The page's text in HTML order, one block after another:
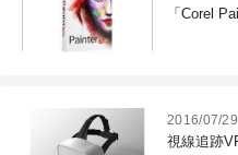
「Corel
2016/07/29
視線追跡